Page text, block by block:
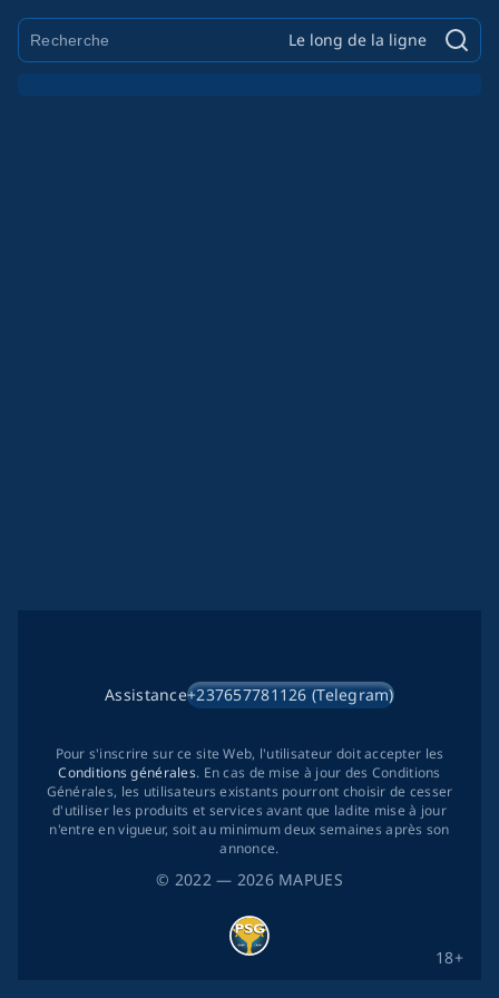
Le long de la ligne
© 2022— 2026 MAPUES
Assistance+237657781126 (Telegram)
18+
Pour s'inscrire sur ce site Web, l'utilisateur doit accepter les
Conditions générales. En cas de mise à jour des Conditions
Générales, les utilisateurs existants pourront choisir de cesser
d'utiliser les produits et services avant que ladite mise à jour
n'entre en vigueur, soit au minimum deux semaines après son
annonce.